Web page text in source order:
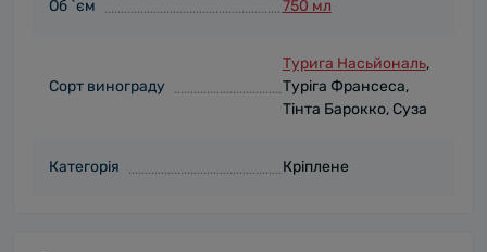
Об `єм 750 мл
Сорт винограду
Турига Насьйональ,
Туріга Франсеса,
Тінта Барокко, Суза
Категорія Кріплене